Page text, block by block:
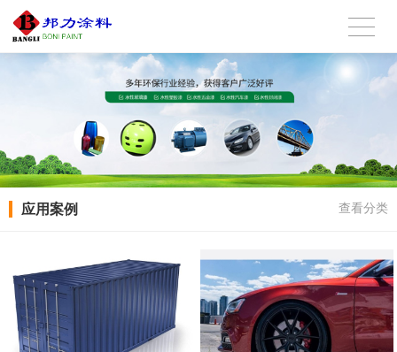
应用案例 查看分类